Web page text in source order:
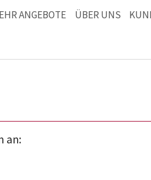
ANGEBOTE ÜBER UNS
an: